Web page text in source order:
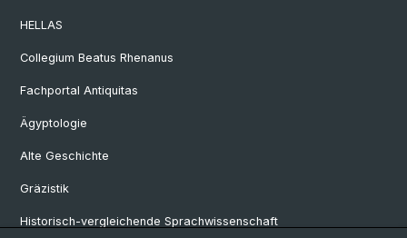
HELLAS
Collegium Beatus Rhenanus
Fachportal Antiquitas
Ägyptologie
Alte Geschichte
Gräzistik
Historisch-vergleichende Sprachwissenschaft